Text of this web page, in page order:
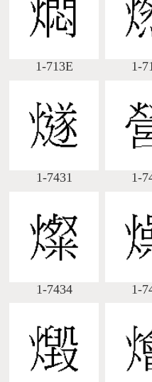
1-713E 1-
1-7431 1-
1-7434 1-